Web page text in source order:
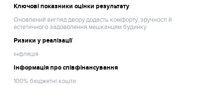
Ключові показники оцінки результату
Оновлений вигляд двору додасть комфорту, зручності й
естетичного задоволення мешканцям будинку
Ризики у реалізації
інфляція
Інформація про співфінансування
100% бюджетні кошти